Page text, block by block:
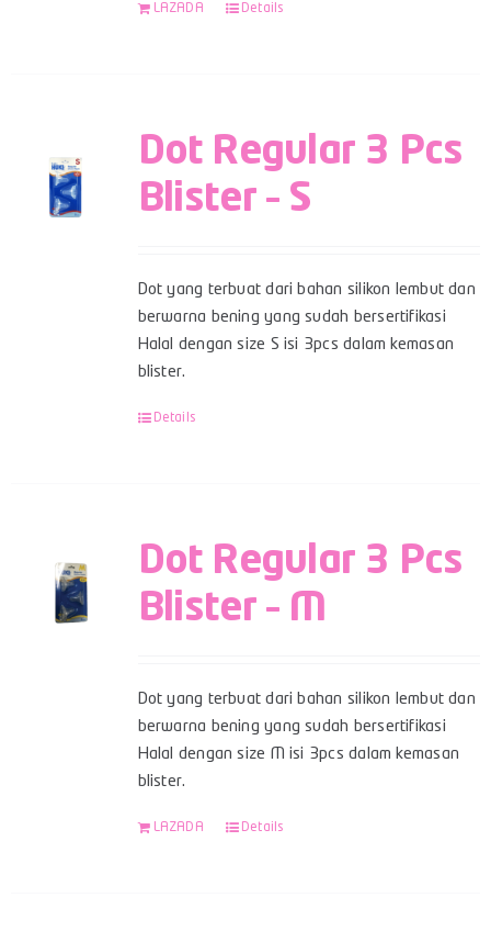
LAZADA Details
Dot Regular 3 Pcs
Blister – S
Dot yang terbuat dari bahan silikon lembut dan
berwarna bening yang sudah bersertifikasi
Halal dengan size S isi 3pcs dalam kemasan
blister.
Details
Dot Regular 3 Pcs
Blister – M
Dot yang terbuat dari bahan silikon lembut dan
berwarna bening yang sudah bersertifikasi
Halal dengan size M isi 3pcs dalam kemasan
blister.
LAZADA Details